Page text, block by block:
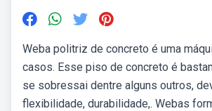
Weba politriz de concreto é uma
casos. Esse piso de concreto é
se sobressai dentre alguns outros,
flexibilidade, durabilidade,. Webas